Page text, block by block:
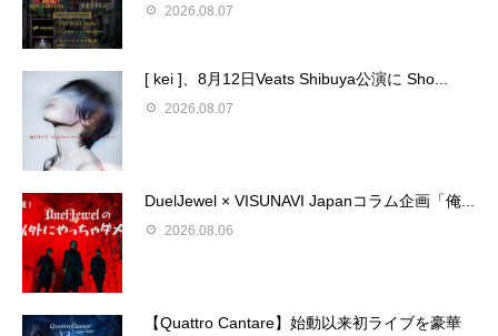
2026.08.07
[ kei ]、8月12日Veats Shibuya公演に Sho...
2026.08.07
DuelJewel × VISUNAVI Japanコラム企画「俺...
2026.08.06
【Quattro Cantare】始動以来初ライブを豪華